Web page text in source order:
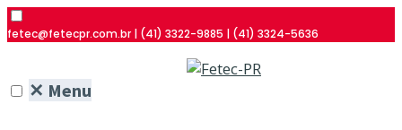
fetec@fetecpr.com.br | (41) 3322-9885 | (41) 3324-5636
✕ Menu